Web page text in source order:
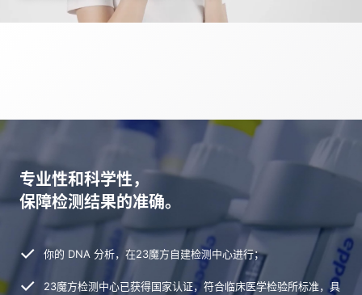
专业性和科学性，
保障检测结果的准确。
你的 DNA 分析，在23魔方自建检测中心进行；
23魔方检测中心已获得国家认证，符合临床医学检验所标准，具